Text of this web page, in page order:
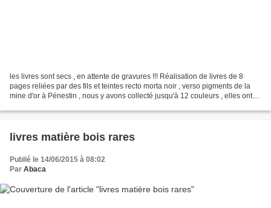
les livres sont secs , en attente de gravures !!! Réalisation de livres de 8
pages reliées par des fils et teintes recto morta noir , verso pigments de la
mine d'or à Pénestin , nous y avons collecté jusqu'à 12 couleurs , elles ont
livres matière bois rares
Publié le 14/06/2015 à 08:02
Par Abaca